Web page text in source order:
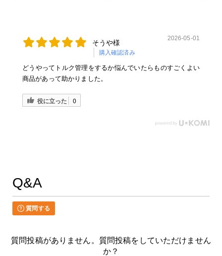
そうや様
購入確認済み
2026-05-01
どうやってトルク管理をするか悩んでいたらものすごくよい
商品があって助かりました。
役に立った 0
Q&A
質問する
質問投稿がありません。質問投稿をしていただけません
か？